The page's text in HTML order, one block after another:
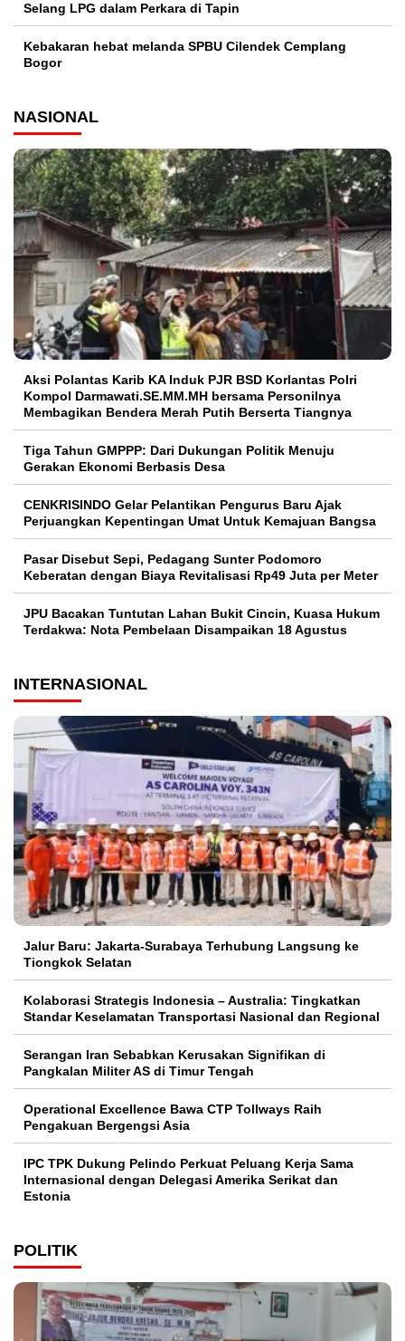
Selang LPG dalam Perkara di Tapin
Kebakaran hebat melanda SPBU Cilendek Cemplang
Bogor
NASIONAL
Aksi Polantas Karib KA Induk PJR BSD Korlantas Polri
Kompol Darmawati.SE.MM.MH bersama Personilnya
Membagikan Bendera Merah Putih Berserta Tiangnya
Tiga Tahun GMPPP: Dari Dukungan Politik Menuju
Gerakan Ekonomi Berbasis Desa
CENKRISINDO Gelar Pelantikan Pengurus Baru Ajak
Perjuangkan Kepentingan Umat Untuk Kemajuan Bangsa
Pasar Disebut Sepi, Pedagang Sunter Podomoro
Keberatan dengan Biaya Revitalisasi Rp49 Juta per Meter
JPU Bacakan Tuntutan Lahan Bukit Cincin, Kuasa Hukum
Terdakwa: Nota Pembelaan Disampaikan 18 Agustus
INTERNASIONAL
Jalur Baru: Jakarta-Surabaya Terhubung Langsung ke
Tiongkok Selatan
Kolaborasi Strategis Indonesia – Australia: Tingkatkan
Standar Keselamatan Transportasi Nasional dan Regional
Serangan Iran Sebabkan Kerusakan Signifikan di
Pangkalan Militer AS di Timur Tengah
Operational Excellence Bawa CTP Tollways Raih
Pengakuan Bergengsi Asia
IPC TPK Dukung Pelindo Perkuat Peluang Kerja Sama
Internasional dengan Delegasi Amerika Serikat dan
Estonia
POLITIK